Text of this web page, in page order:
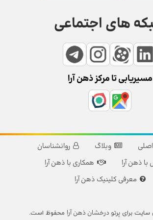
های اجتماعی
مسیریابی تا مرکز ذهن آرا
وبلاگ
روانشناسان
ذهن آرا
همکاری با ذهن آرا
معرفی کلینیک ذهن آرا
سایت برایپرتو درخشان ذهن آرا محفوظ است.